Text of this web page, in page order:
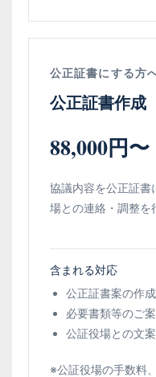
公正証書にする方
公正証書作成
88,000円〜
協議内容を公正証書
場との連絡・調整を
含まれる対応
公正証書案の作成
必要書類等のご
公証役場との文
※公証役場の手数料